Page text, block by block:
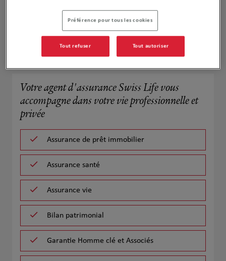
Aurelie Ravey
N° Orias : 23000460 - www.orias.fr
Votre agent d'assurance Swiss Life vous
accompagne dans votre vie professionnelle et
privée
Assurance de prêt immobilier
Assurance santé
Assurance vie
Bilan patrimonial
Garantie Homme clé et Associés
Préférence pour tous les cookies
Tout refuser Tout autoriser